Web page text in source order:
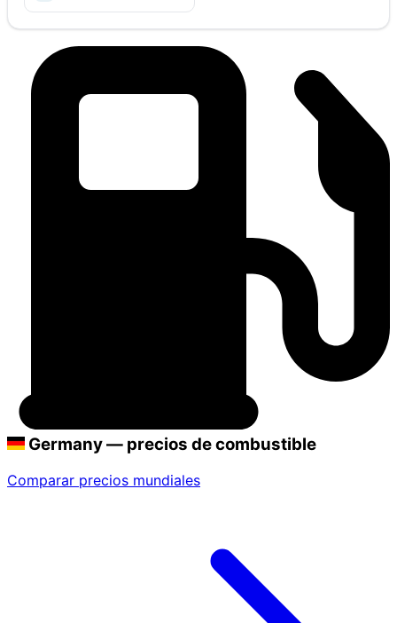
Germany — precios de combustible
Comparar precios mundiales